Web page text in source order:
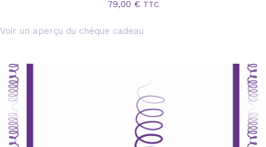
79,00 € TTC
Voir un aperçu du chèque cadeau